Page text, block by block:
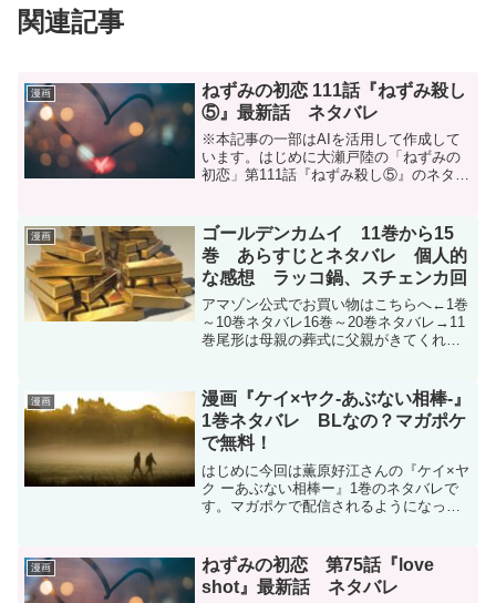
関連記事
漫画
ねずみの初恋 111話『ねずみ殺し
⑤』最新話 ネタバレ
※本記事の一部はAIを活用して作成して
います。はじめに大瀬戸陸の「ねずみの
初恋」第111話『ねずみ殺し⑤』のネタバ
す。次号発売は2026年7月13日予定で
す。掲載誌↓ヤン...
漫画
ゴールデンカムイ 11巻から15
巻 あらすじとネタバレ 個人的
な感想 ラッコ鍋、スチェンカ回
アマゾン公式でお買い物はこちらへ←1巻
～10巻ネタバレ16巻～20巻ネタバレ→11
巻尾形は母親の葬式に父親がきてくれる
っただろうな〜まぁ殺してるけど。父親
も殺した？鶴見...
漫画
漫画『ケイ×ヤク‐あぶない相棒‐』
1巻ネタバレ BLなの？マガポケ
で無料！
はじめに今回は薫原好江さんの『ケイ×ヤ
ク ーあぶない相棒ー』1巻のネタバレで
す。マガポケで配信されるようになった
い | マガポケ (shonenmaga...
漫画
ねずみの初恋 第75話『love
shot』最新話 ネタバレ